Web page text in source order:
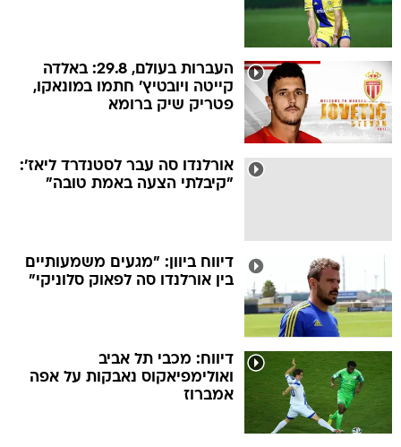
העברות בעולם, 29.8: באלדה
קייטה ויובטיץ' חתמו במונאקו,
פטריק שיק ברומא
אורלנדו סה עבר לסטנדרד ליאז':
"קיבלתי הצעה באמת טובה"
דיווח ביוון: "מגעים משמעותיים
בין אורלנדו סה לפאוק סלוניקי"
דיווח: מכבי תל אביב
ואולימפיאקוס נאבקות על אפה
אמברוז